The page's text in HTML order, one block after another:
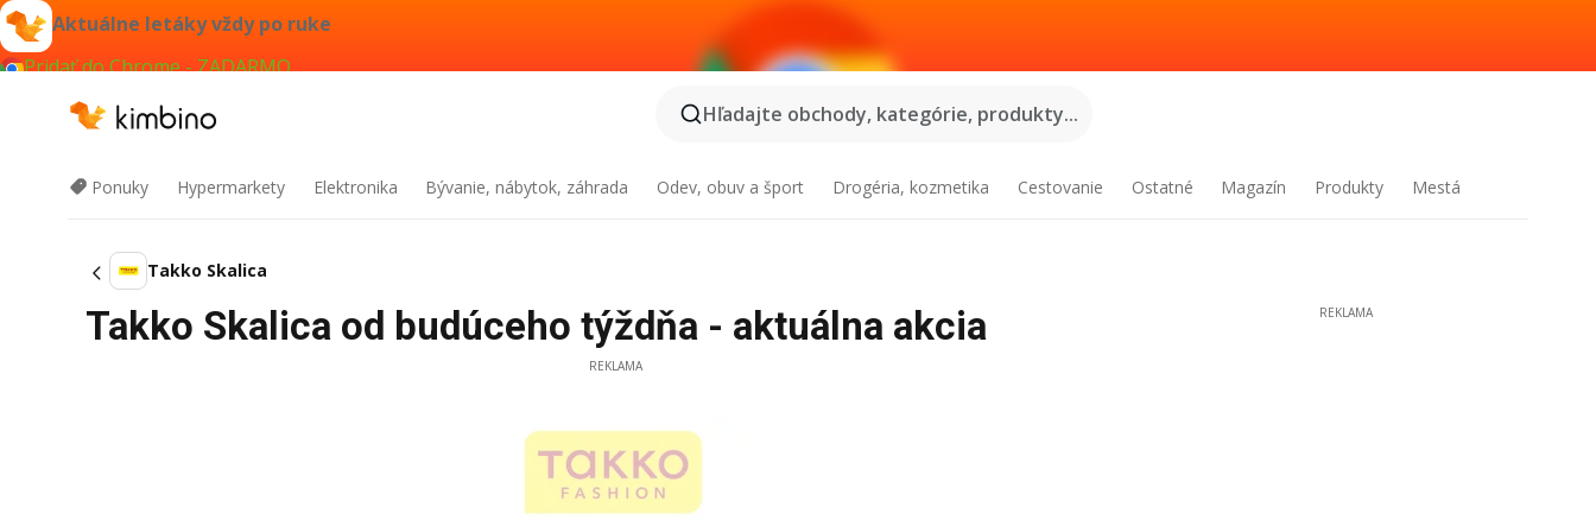
Aktuálne letáky vždy po ruke
Pridať do Chrome - ZADARMO
Hľadajte obchody, kategórie, produkty...
Ponuky Hypermarkety Elektronika Bývanie, nábytok, záhrada Odev, obuv a šport Drogéria, kozmetika Cestovanie Ostatné Magazín Produkty Mestá
Takko Skalica
Takko Skalica od budúceho týždňa - aktuálna akcia
REKLAMA
REKLAMA